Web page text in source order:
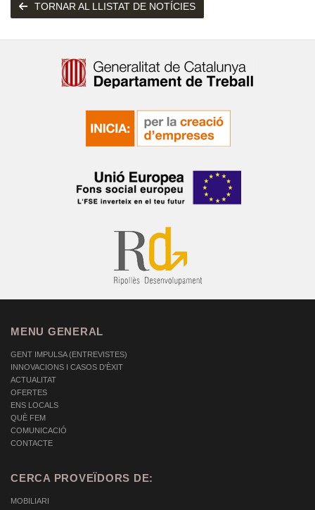
TORNAR AL LLISTAT DE NOTÍCIES
MENU GENERAL
GENT IMPULSA (ENTREVISTES)
INNOVACIONS I CASOS D'ÈXIT
ACTUALITAT
OFERTES
ENS LOCALS
QUÈ FEM
COMUNICACIÓ
CONTACTE
CERCA PROVEÏDORS DE:
MOBILIARI